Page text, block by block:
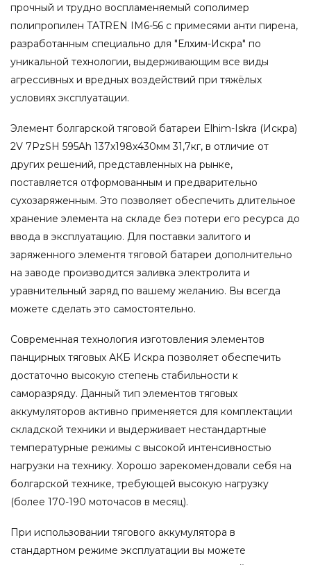
прочный и трудно воспламеняемый сополимер
полипропилен TATREN IM6-56 с примесями анти пирена,
разработанным специально для "Елхим-Искра" по
уникальной технологии, выдерживающим все виды
агрессивных и вредных воздействий при тяжёлых
условиях эксплуатации.
Элемент болгарской тяговой батареи Elhim-Iskra (Искра)
2V 7PzSH 595Ah 137x198x430мм 31,7кг, в отличие от
других решений, представленных на рынке,
поставляется отформованным и предварительно
сухозаряженным. Это позволяет обеспечить длительное
хранение элемента на складе без потери его ресурса до
ввода в эксплуатацию. Для поставки залитого и
заряженного элементя тяговой батареи дополнительно
на заводе производится заливка электролита и
уравнительный заряд по вашему желанию. Вы всегда
можете сделать это самостоятельно.
Современная технология изготовления элементов
панцирных тяговых АКБ Искра позволяет обеспечить
достаточно высокую степень стабильности к
саморазряду. Данный тип элементов тяговых
аккумуляторов активно применяется для комплектации
складской техники и выдерживает нестандартные
температурные режимы с высокой интенсивностью
нагрузки на технику. Хорошо зарекомендовали себя на
болгарской технике, требующей высокую нагрузку
(более 170-190 моточасов в месяц).
При использовании тягового аккумулятора в
стандартном режиме эксплуатации вы можете